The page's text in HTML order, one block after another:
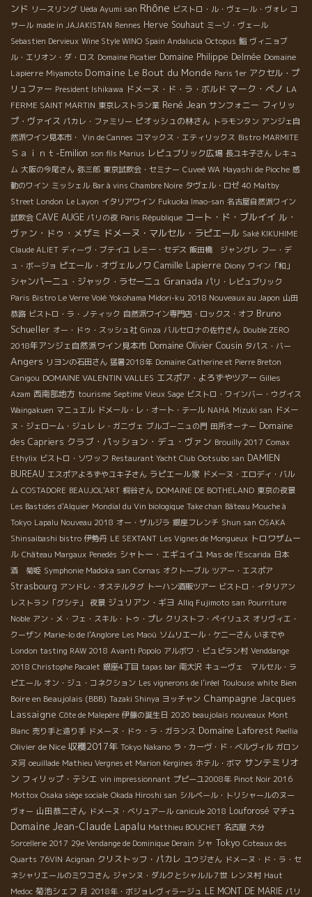
ンド リースリング Ueda Ayumi san Rhône ビストロ・ル・ヴェール・ヴォレ コ
サール made in JAJAKISTAN Rennes Herve Souhaut ミーゾ・ヴェール
Sebastien Dervieux Wine Style WINO Spain Andalucia Octopus 鮨 ヴィニョブ
ル・エリオン・ダ・ロス Domaine Picatier Domaine Philippe Delmée Domaine
Lapierre Miyamoto Domaine Le Bout du Monde Paris 1er アクセル・プ
リュファー President Ishikawa ドメーヌ・ド・ラ・ボルド マーク・ペノ LA
FERME SAINT MARTIN 東京レストラン業 René Jean サンフォニー フィリッ
プ・ヴァイス パカレ・ファミリー ピオッシュの林さん トラモンタン アンジェ自
然派ワイン見本市・ Vin de Cannes コマックス・エティリックス Bistro MARMITE
Ｓａｉｎｔ-Emilion son fils Marius レピュブリック広場 長ユキ子さん レキュ
ム 大阪の今尾さん 弥三郎 東京試飲会・セミナー Cuveé WA Hayashi de Pioche 感
動のワイン ミッシェル Bar à vins Chambre Noire タヴェル・ロゼ 40 Maltby
Street London Le Layon イタリアワイン Fukuoka Imao-san 名古屋自然派ワイン
試飲会 CAVE AUGE パリの夜 Paris République コート・ド・ブルイイ ル・
ヴァン・ドゥ・メザミ ドメーヌ・マルセル・ラピエール Saké KIKUHIME
Claude ALIET ディーヴ・ブテイユ レミー・セデス 飯田橋 ジャングレ フー・デ
ュ・ボージョ ピエール・オヴェルノワ Camille Lapierre Diony ワイン「和」
シャンパーニュ・ジャック・ラセーニュ Granada パリ・レピュブリック
Paris Bistro Le Verre Volé Yokohama Midori-ku 2018 Nouveaux au Japon 山田
恭路 ビストロ・ラ・ノティック 自然派ワイン専門店・ロックス・オフ Bruno
Schueller オー・ドゥ・スッシュ社 Ginza バルセロナの佐竹さん Double ZERO
2018年アンジェ自然派ワイン見本市 Domaine Olivier Cousin タパス・バー
Angers リヨンの石田さん 猛暑2018年 Domaine Catherine et Pierre Breton
Canigou DOMAINE VALENTIN VALLES エスポア・よろずやツアー Gilles
Azam 西南部地方 tourisme Septime Vieux Sage ビストロ・ワインバー・ウグイス
Waingakuen マニュエル ドメール・レ・オート・テール NAHA Mizuki san ドメー
ヌ・ジェローム・ジュレ レ・ガニヴェ ブルゴーニュの門 田所オーナー Domaine
des Capriers クラブ・パッション・デュ・ヴァン Brouilly 2017 Comax
Ethylix ビストロ・ソワッフ Restaurant Yacht Club Ootsubo san DAMIEN
BUREAU エスポアよろずやユキ子さん ラピエール家 ドメーヌ・エロディ・バル
ム COSTADORE BEAUJOL'ART 桐谷さん DOMAINE DE BOTHELAND 東京の夜景
Les Bastides d'Alquier Mondial du Vin biologique Take chan Bâteau Mouche à
Tokyo Lapalu Nouveau 2018 オー・ザルジラ 銀座フレンチ Shun san OSAKA
Shinsaibashi bistro 伊勢丹 LE SEXTANT Les Vignes de Mongueux トロワザムー
ル Château Margaux Penedès シャトー・エギュイユ Mas de l'Escarida 日本
酒 菊姫 Symphonie Madoka san Cornas オクトーブル ツアー・エスポア
Strasbourg アンドレ・オステルタグ トーハン酒販ツアー ビストロ・イタリアン
レストラン「グシテ」
夜景 ジュリアン・ギヨ Alliq Fujimoto san Pourriture
Noble アン・メ・フェ・スキル・トゥ・プレ クリストフ・ペイリュス オリヴィエ・
クーザン Marie-lo de l'Anglore Les Maoù ソムリエール・ケニーさん いまでや
London tasting RAW 2018 Avanti Popolo アルボワ・ピュピラン村 Venddange
2018 Christophe Pacalet 銀座4丁目 tapas bar 南大沢 キューヴェ マルセル・ラ
ピエール オン・ジュ・コネクション Les vignerons de l'iréel Toulouse white Bien
Boire en Beaujolais (BBB) Tazaki Shinya ヨッチャン Champagne Jacques
Lassaigne Côte de Malepère 伊藤の誕生日 2020 beaujolais nouveaux Mont
Blanc 売り手と造り手 ドメーヌ・ドゥ・ラ・ガランス Domaine Laforest Paellia
Olivier de Nice 収穫2017年 Tokyo Nakano ラ・カーヴ・ド・ベルヴィル ガロン
ヌ河 oeuillade Mathieu Vergnes et Marion Kergines ホテル・ボマ サンテミリオ
ン フィリップ・テシエ vin impressionnant プピーユ2008年 Pinot Noir 2016
Mottox Osaka siège sociale Okada Hiroshi san シルベール・トリシャールのヌー
ヴォー 山田恭二さん ドメーヌ・ベリュアール canicule 2018 Louforosé マチュ
Domaine Jean-Claude Lapalu Matthieu BOUCHET 名古屋 大分
Sorcellerie 2017 29e Vendange de Dominique Derain シャ Tokyo Coteaux des
Quarts 76VIN Acignan クリストッフ・パカレ ユウジさん ドメーヌ・ド・ラ・セ
ネシャリエールのミワコさん ジャンヌ・ダルクとシャルル７世 レンヌ村 Haut
Medoc 菊池シェフ 月 2018年・ボジョレヴィラージュ LE MONT DE MARIE パリ